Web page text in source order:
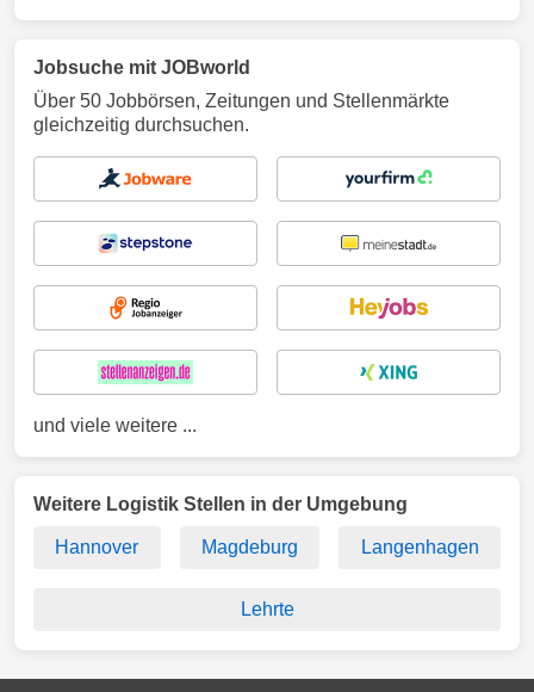
Jobsuche mit JOBworld
Über 50 Jobbörsen, Zeitungen und Stellenmärkte
gleichzeitig durchsuchen.
und viele weitere ...
Weitere Logistik Stellen in der Umgebung
Hannover Magdeburg Langenhagen
Lehrte